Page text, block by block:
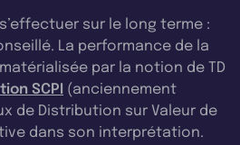
sur le long terme :
La performance de la
par la notion de TD
SCPI (anciennement
de Distribution sur Valeur de
dans son interprétation.